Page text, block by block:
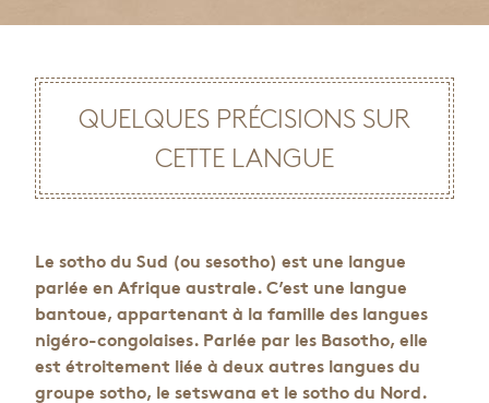
QUELQUES PRÉCISIONS SUR
CETTE LANGUE
Le sotho du Sud (ou sesotho) est une langue
parlée en Afrique australe. C’est une langue
bantoue, appartenant à la famille des langues
nigéro-congolaises. Parlée par les Basotho, elle
est étroitement liée à deux autres langues du
groupe sotho, le setswana et le sotho du Nord.